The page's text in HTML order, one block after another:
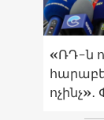
«ՌԴ-ն